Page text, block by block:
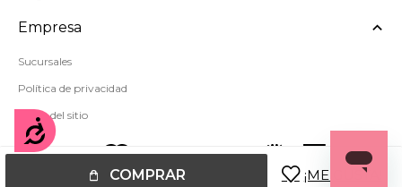
Accesibilidad
COMPRAR
Empresa
Sucursales
Política de privacidad
Mapa del sitio